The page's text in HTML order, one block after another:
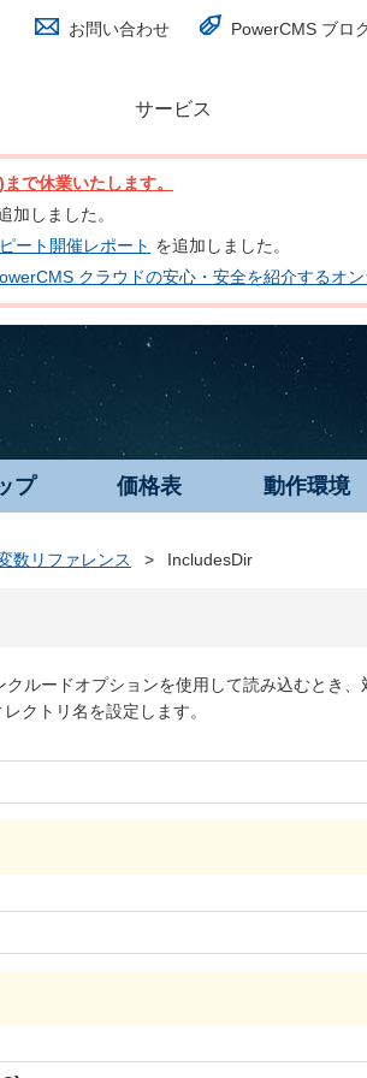
お問い合わせ PowerCMS ブロ
サービス (別ウィ
で休業いたします。
加しました。
ート開催レポート を追加しました。
クラウドの安心・安全を紹介するオ
プ 価格表 動作環境
数リファレンス > IncludesDir
ルードオプションを使用して読み込むとき
クトリ名を設定します。